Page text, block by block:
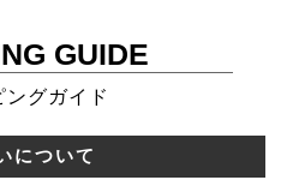
GUIDE
ングガイド
について